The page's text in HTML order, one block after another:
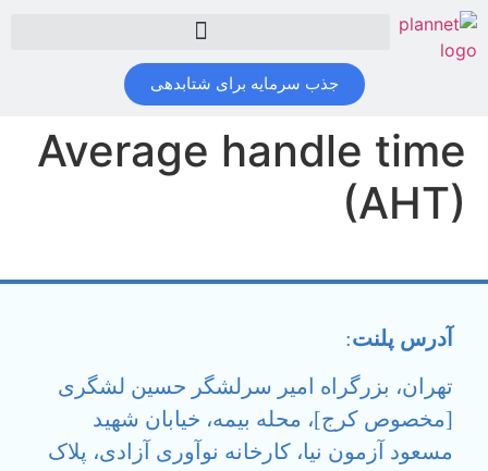
جذب سرمایه برای شتابدهی
Average handle time
(AHT)
آدرس پلنت:
تهران، بزرگراه امیر سرلشگر حسین لشگری
[مخصوص کرج]، محله بیمه، خیابان شهید
مسعود آزمون نیا، کارخانه نوآوری آزادی، پلاک